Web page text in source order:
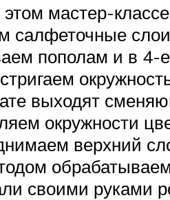
мастер-
салфеточные
пополам и в 4-
выходят
окружности
верхний
своими руками